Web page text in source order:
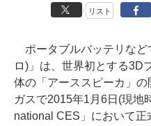
リスト
ポータブルバッテリなど
ロ)」は、世界初とする3D
体の「アーススピーカ」
ガスで2015年1月6日(現地
national CES」において正